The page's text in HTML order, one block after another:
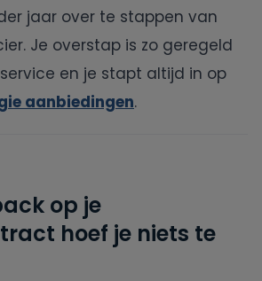
jaar over te stappen van
Je overstap is zo geregeld
en je stapt altijd in op
aanbiedingen.
op je
hoef je niets te